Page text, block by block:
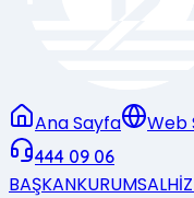
Ana Sayfa Web
444 09 06
BAŞKANKURUMSAL